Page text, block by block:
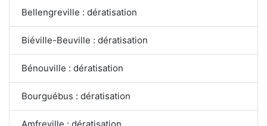
Bellengreville : dératisation
Biéville-Beuville : dératisation
Bénouville : dératisation
Bourguébus : dératisation
Amfreville : dératisation